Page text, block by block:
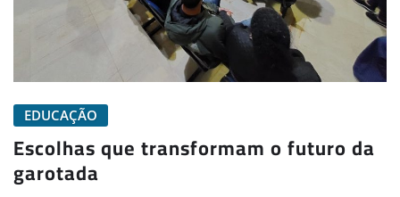
EDUCAÇÃO
Escolhas que transformam o futuro da
garotada